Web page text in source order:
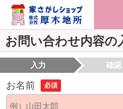
お問い合わせ内容の
入力 確認
お名前 必須